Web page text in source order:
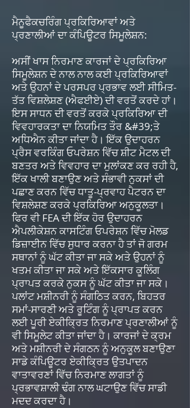
ਮੈਨੂਫੈਕਚਰਿੰਗ ਪ੍ਰਕਿਰਿਆਵਾਂ ਅਤੇ
ਪ੍ਰਣਾਲੀਆਂ ਦਾ ਕੰਪਿਊਟਰ ਸਿਮੂਲੇਸ਼ਨ:
ਅਸੀਂ ਖਾਸ ਨਿਰਮਾਣ ਕਾਰਜਾਂ ਦੇ ਪ੍ਰਕਿਰਿਆ
ਸਿਮੂਲੇਸ਼ਨ ਦੇ ਨਾਲ ਨਾਲ ਕਈ ਪ੍ਰਕਿਰਿਆਵਾਂ
ਅਤੇ ਉਹਨਾਂ ਦੇ ਪਰਸਪਰ ਪ੍ਰਭਾਵ ਲਈ ਸੀਮਿਤ-
ਤੱਤ ਵਿਸ਼ਲੇਸ਼ਣ (ਐਫਈਏ) ਦੀ ਵਰਤੋਂ ਕਰਦੇ ਹਾਂ।
ਇਸ ਸਾਧਨ ਦੀ ਵਰਤੋਂ ਕਰਕੇ ਪ੍ਰਕਿਰਿਆ ਦੀ
ਵਿਵਹਾਰਕਤਾ ਦਾ ਨਿਯਮਿਤ ਤੌਰ &#39;ਤੇ
ਅਧਿਐਨ ਕੀਤਾ ਜਾਂਦਾ ਹੈ। ਇੱਕ ਉਦਾਹਰਨ
ਪ੍ਰੈਸ ਵਰਕਿੰਗ ਓਪਰੇਸ਼ਨ ਵਿੱਚ ਸ਼ੀਟ ਮੈਟਲ ਦੀ
ਬਣਤਰ ਅਤੇ ਵਿਵਹਾਰ ਦਾ ਮੁਲਾਂਕਣ ਕਰ ਰਹੀ ਹੈ,
ਇੱਕ ਖਾਲੀ ਬਣਾਉਣ ਅਤੇ ਸੰਭਾਵੀ ਨੁਕਸਾਂ ਦੀ
ਪਛਾਣ ਕਰਨ ਵਿੱਚ ਧਾਤੂ-ਪ੍ਰਵਾਹ ਪੈਟਰਨ ਦਾ
ਵਿਸ਼ਲੇਸ਼ਣ ਕਰਕੇ ਪ੍ਰਕਿਰਿਆ ਅਨੁਕੂਲਤਾ।
ਫਿਰ ਵੀ FEA ਦੀ ਇੱਕ ਹੋਰ ਉਦਾਹਰਨ
ਐਪਲੀਕੇਸ਼ਨ ਕਾਸਟਿੰਗ ਓਪਰੇਸ਼ਨ ਵਿੱਚ ਮੋਲਡ
ਡਿਜ਼ਾਈਨ ਵਿੱਚ ਸੁਧਾਰ ਕਰਨਾ ਹੈ ਤਾਂ ਜੋ ਗਰਮ
ਸਥਾਨਾਂ ਨੂੰ ਘੱਟ ਕੀਤਾ ਜਾ ਸਕੇ ਅਤੇ ਉਹਨਾਂ ਨੂੰ
ਖਤਮ ਕੀਤਾ ਜਾ ਸਕੇ ਅਤੇ ਇੱਕਸਾਰ ਕੂਲਿੰਗ
ਪ੍ਰਾਪਤ ਕਰਕੇ ਨੁਕਸ ਨੂੰ ਘੱਟ ਕੀਤਾ ਜਾ ਸਕੇ।
ਪਲਾਂਟ ਮਸ਼ੀਨਰੀ ਨੂੰ ਸੰਗਠਿਤ ਕਰਨ, ਬਿਹਤਰ
ਸਮਾਂ-ਸਾਰਣੀ ਅਤੇ ਰੂਟਿੰਗ ਨੂੰ ਪ੍ਰਾਪਤ ਕਰਨ
ਲਈ ਪੂਰੀ ਏਕੀਕ੍ਰਿਤ ਨਿਰਮਾਣ ਪ੍ਰਣਾਲੀਆਂ ਨੂੰ
ਵੀ ਸਿਮੂਲੇਟ ਕੀਤਾ ਜਾਂਦਾ ਹੈ। ਕਾਰਜਾਂ ਦੇ ਕ੍ਰਮ
ਅਤੇ ਮਸ਼ੀਨਰੀ ਦੇ ਸੰਗਠਨ ਨੂੰ ਅਨੁਕੂਲ ਬਣਾਉਣਾ
ਸਾਡੇ ਕੰਪਿਊਟਰ ਏਕੀਕ੍ਰਿਤ ਉਤਪਾਦਨ
ਵਾਤਾਵਰਣਾਂ ਵਿੱਚ ਨਿਰਮਾਣ ਲਾਗਤਾਂ ਨੂੰ
ਪ੍ਰਭਾਵਸ਼ਾਲੀ ਢੰਗ ਨਾਲ ਘਟਾਉਣ ਵਿੱਚ ਸਾਡੀ
ਮਦਦ ਕਰਦਾ ਹੈ।